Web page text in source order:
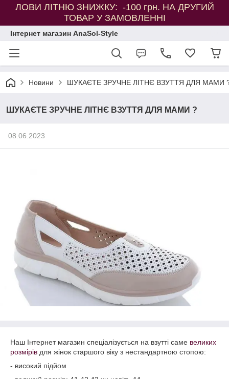
ЛОВИ ЛІТНЮ ЗНИЖКУ: -100 грн. НА ДРУГИЙ
ТОВАР У ЗАМОВЛЕННІ
Інтернет магазин AnaSol-Style
Новини ШУКАЄТЕ ЗРУЧНЕ ЛІТНЄ ВЗУТТЯ ДЛЯ МАМИ
ШУКАЄТЕ ЗРУЧНЕ ЛІТНЄ ВЗУТТЯ ДЛЯ МАМИ ?
08.06.2023
Наш Інтернет магазин спеціалізується на взутті саме великих
розмірів для жінок старшого віку з нестандартною стопою:
- високий підйом